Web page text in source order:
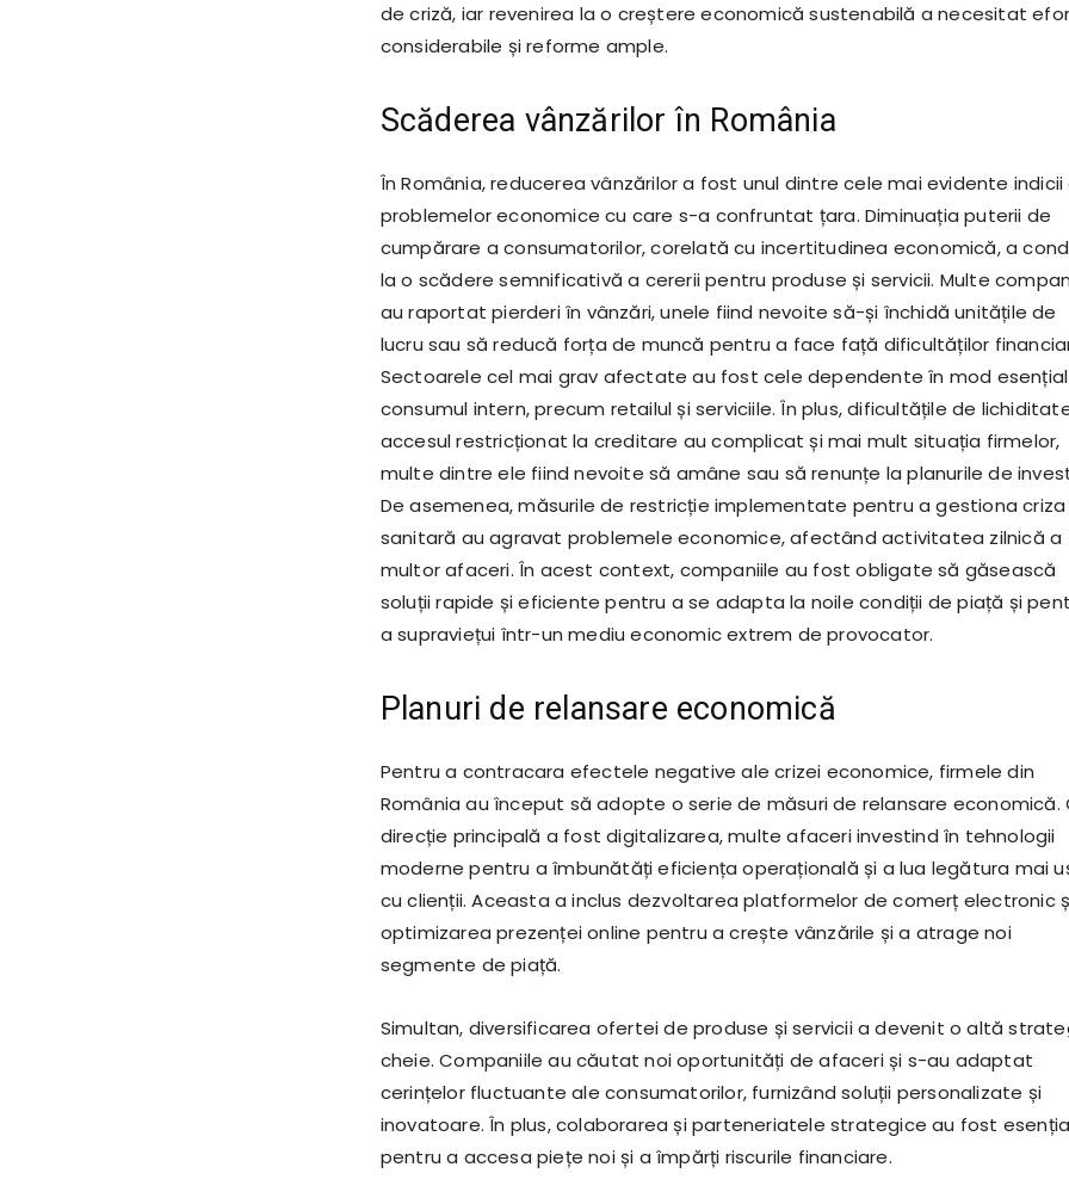
de criză, iar revenirea la o creștere economică sustenabilă a necesitat
considerabile și reforme ample.
Scăderea vânzărilor în România
În România, reducerea vânzărilor a fost unul dintre cele mai evidente indicii
problemelor economice cu care s-a confruntat țara. Diminuația puterii de
cumpărare a consumatorilor, corelată cu incertitudinea economică, a
la o scădere semnificativă a cererii pentru produse și servicii. Multe
au raportat pierderi în vânzări, unele fiind nevoite să-și închidă unitățile de
lucru sau să reducă forța de muncă pentru a face față dificultăților
Sectoarele cel mai grav afectate au fost cele dependente în mod
consumul intern, precum retailul și serviciile. În plus, dificultățile de
accesul restricționat la creditare au complicat și mai mult situația firmelor,
multe dintre ele fiind nevoite să amâne sau să renunțe la planurile de
De asemenea, măsurile de restricție implementate pentru a gestiona criza
sanitară au agravat problemele economice, afectând activitatea zilnică a
multor afaceri. În acest context, companiile au fost obligate să găsească
soluții rapide și eficiente pentru a se adapta la noile condiții de piață și
a supraviețui într-un mediu economic extrem de provocator.
Planuri de relansare economică
Pentru a contracara efectele negative ale crizei economice, firmele din
România au început să adopte o serie de măsuri de relansare economică.
direcție principală a fost digitalizarea, multe afaceri investind în tehnologii
moderne pentru a îmbunătăți eficiența operațională și a lua legătura mai
cu clienții. Aceasta a inclus dezvoltarea platformelor de comerț electronic
optimizarea prezenței online pentru a crește vânzările și a atrage noi
segmente de piață.
Simultan, diversificarea ofertei de produse și servicii a devenit o altă
cheie. Companiile au căutat noi oportunități de afaceri și s-au adaptat
cerințelor fluctuante ale consumatorilor, furnizând soluții personalizate și
inovatoare. În plus, colaborarea și parteneriatele strategice au fost
pentru a accesa piețe noi și a împărți riscurile financiare.